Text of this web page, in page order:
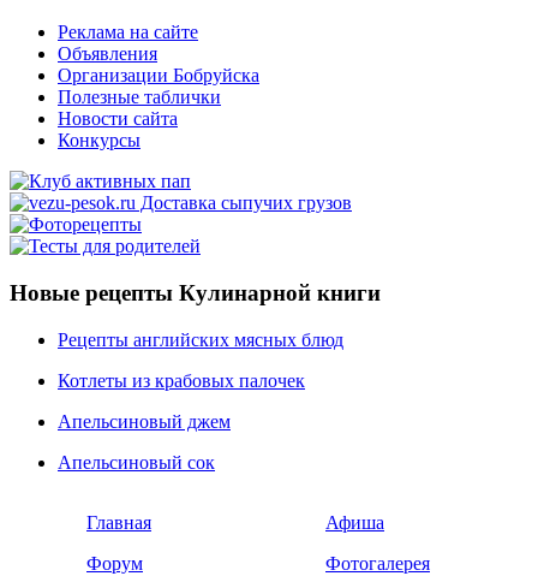
Реклама на сайте
Объявления
Организации Бобруйска
Полезные таблички
Новости сайта
Конкурсы
Новые рецепты Кулинарной книги
Рецепты английских мясных блюд
Котлеты из крабовых палочек
Апельсиновый джем
Апельсиновый сок
Главная
Форум
Афиша
Фотогалерея